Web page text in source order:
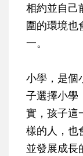
相約並自己
圍的環境也
一。
小學，是個
子選擇小學
實，孩子這
樣的人，也
並發展成長